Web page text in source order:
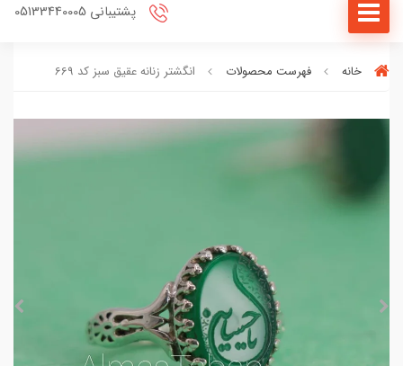
پشتیبانی 05133440005
خانه فهرست محصولات انگشتر زنانه عقیق سبز کد 669